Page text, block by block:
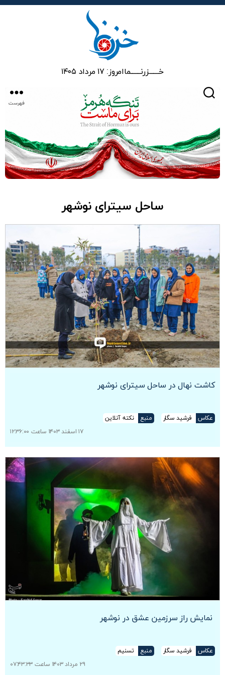
خـــــــزرنـــــــماامروز: ۱۷ مرداد ۱۴۰۵
فهرست
ساحل سیترای نوشهر
کاشت نهال در ساحل سیترای نوشهر
عکاس فرشید سگار منبع
نکته آنلاین
۱۷ اسفند ۱۴۰۳ ساعت ۱۲:۳۶:۰۰
نمایش راز سرزمین عشق در نوشهر
عکاس فرشید سگار منبع
تسنیم
۲۹ مرداد ۱۴۰۳ ساعت ۰۷:۴۳:۳۳